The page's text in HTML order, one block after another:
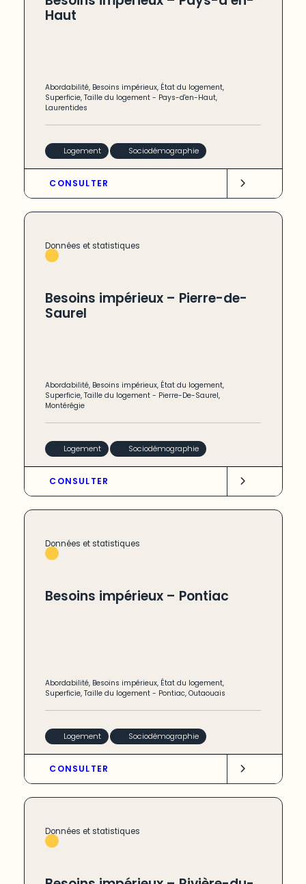
Haut
Abordabilité, Besoins impérieux, État du logement,
Superficie,Taille du logement - Pays-d'en-Haut,
Laurentides
Logement Sociodémographie
CONSULTER
Données et statistiques
Besoins impérieux – Pierre-de-
Saurel
Abordabilité, Besoins impérieux, État du logement,
Superficie,Taille du logement - Pierre-De-Saurel,
Montérégie
Logement Sociodémographie
CONSULTER
Données et statistiques
Besoins impérieux – Pontiac
Abordabilité, Besoins impérieux, État du logement,
Superficie,Taille du logement - Pontiac,Outaouais
Logement Sociodémographie
CONSULTER
Données et statistiques